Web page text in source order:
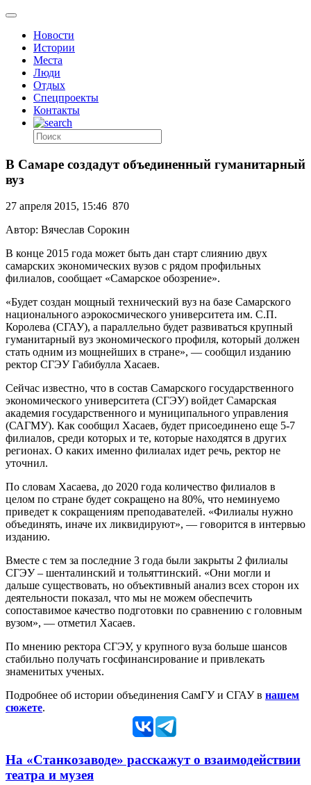
Новости
Истории
Места
Люди
Отдых
Спецпроекты
Контакты
В Самаре создадут объединенный гуманитарный
вуз
27 апреля 2015, 15:46 870
Автор: Вячеслав Сорокин
В конце 2015 года может быть дан старт слиянию двух
самарских экономических вузов с рядом профильных
филиалов, сообщает «Самарское обозрение».
«Будет создан мощный технический вуз на базе Самарского
национального аэрокосмического университета им. С.П.
Королева (СГАУ), а параллельно будет развиваться крупный
гуманитарный вуз экономического профиля, который должен
стать одним из мощнейших в стране», — сообщил изданию
ректор СГЭУ Габибулла Хасаев.
Сейчас известно, что в состав Самарского государственного
экономического университета (СГЭУ) войдет Самарская
академия государственного и муниципального управления
(САГМУ). Как сообщил Хасаев, будет присоединено еще 5-7
филиалов, среди которых и те, которые находятся в других
регионах. О каких именно филиалах идет речь, ректор не
уточнил.
По словам Хасаева, до 2020 года количество филиалов в
целом по стране будет сокращено на 80%, что неминуемо
приведет к сокращениям преподавателей. «Филиалы нужно
объединять, иначе их ликвидируют», — говорится в интервью
изданию.
Вместе с тем за последние 3 года были закрыты 2 филиалы
СГЭУ – шенталинский и тольяттинский. «Они могли и
дальше существовать, но объективный анализ всех сторон их
деятельности показал, что мы не можем обеспечить
сопоставимое качество подготовки по сравнению с головным
вузом», — отметил Хасаев.
По мнению ректора СГЭУ, у крупного вуза больше шансов
стабильно получать госфинансирование и привлекать
знаменитых ученых.
Подробнее об истории объединения СамГУ и СГАУ в нашем
сюжете.
На «Станкозаводе» расскажут о взаимодействии
театра и музея